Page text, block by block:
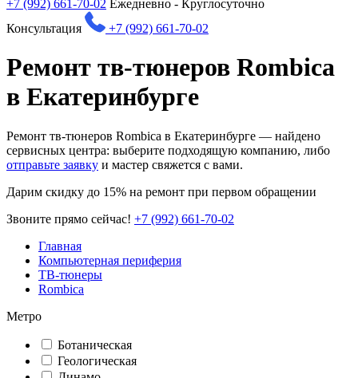
+7 (992) 661-70-02 Ежедневно - Круглосуточно
Консультация
+7 (992) 661-70-02
Ремонт тв-тюнеров Rombica
в Екатеринбурге
Ремонт тв-тюнеров Rombica в Екатеринбурге — найдено
сервисных центра: выберите подходящую компанию, либо
отправьте заявку и мастер свяжется с вами.
Дарим скидку до 15% на ремонт при первом обращении
Звоните прямо сейчас! +7 (992) 661-70-02
Главная
Компьютерная периферия
ТВ-тюнеры
Rombica
Метро
Ботаническая
Геологическая